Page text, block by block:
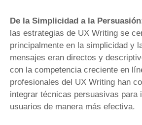
De la Simplicidad a la
las estrategias de UX Writing se
principalmente en la simplicidad y
mensajes eran directos y
con la competencia creciente en
profesionales del UX Writing han
integrar técnicas persuasivas para
usuarios de manera más efectiva.